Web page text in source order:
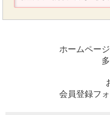
ホームペー
会員登録フ